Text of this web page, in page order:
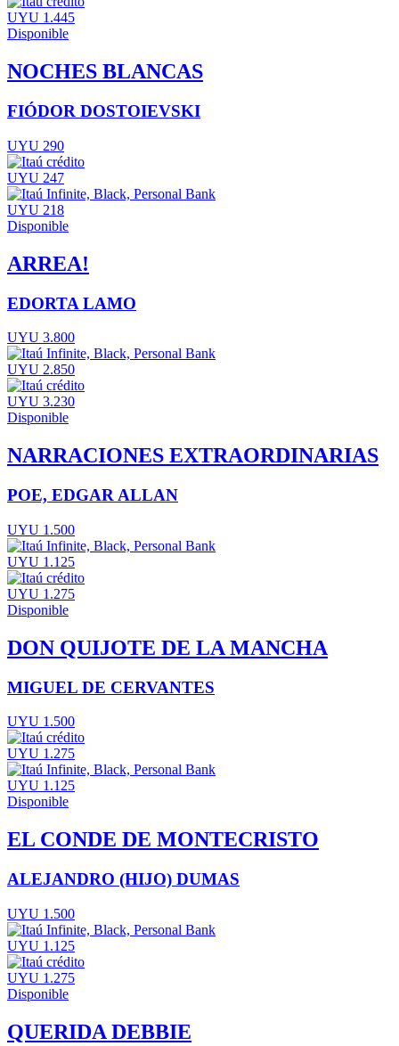
UYU 1.445
Disponible
NOCHES BLANCAS
FIÓDOR DOSTOIEVSKI
UYU 290
UYU 247
UYU 218
Disponible
ARREA!
EDORTA LAMO
UYU 3.800
UYU 2.850
UYU 3.230
Disponible
NARRACIONES EXTRAORDINARIAS
POE, EDGAR ALLAN
UYU 1.500
UYU 1.125
UYU 1.275
Disponible
DON QUIJOTE DE LA MANCHA
MIGUEL DE CERVANTES
UYU 1.500
UYU 1.275
UYU 1.125
Disponible
EL CONDE DE MONTECRISTO
ALEJANDRO (HIJO) DUMAS
UYU 1.500
UYU 1.125
UYU 1.275
Disponible
QUERIDA DEBBIE